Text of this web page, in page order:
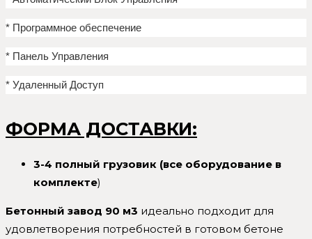
* Программное обеспечение
* Панель Управления
* Удаленный Доступ
ФОРМА ДОСТАВКИ:
3-4 полный грузовик (все оборудование в
комплекте)
Бетонный завод 90 м3 идеально подходит для
удовлетворения потребностей в готовом бетоне